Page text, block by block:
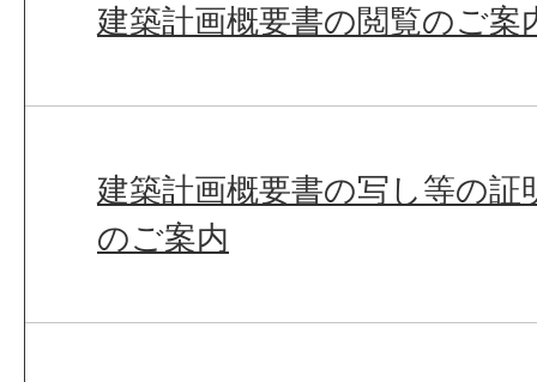
建築計画概要書の閲覧のご案
建築計画概要書の写し等の証
のご案内